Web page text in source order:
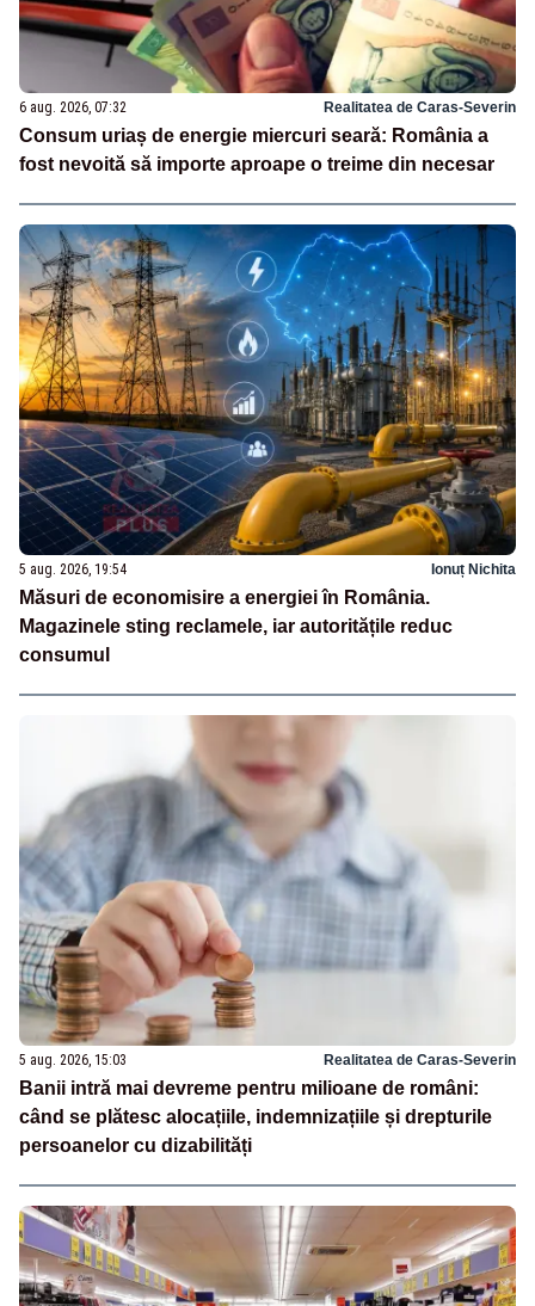
6 aug. 2026, 07:32 Realitatea de Caras-Severin
Consum uriaș de energie miercuri seară: România a
fost nevoită să importe aproape o treime din necesar
5 aug. 2026, 19:54 Ionuț Nichita
Măsuri de economisire a energiei în România.
Magazinele sting reclamele, iar autoritățile reduc
consumul
5 aug. 2026, 15:03 Realitatea de Caras-Severin
Banii intră mai devreme pentru milioane de români:
când se plătesc alocațiile, indemnizațiile și drepturile
persoanelor cu dizabilități